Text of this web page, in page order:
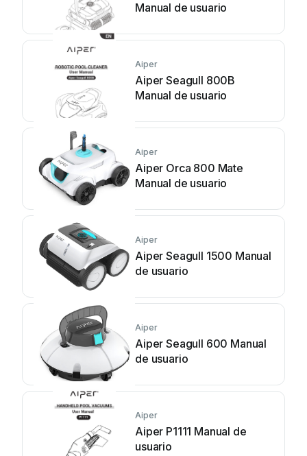
Manual de usuario
Aiper
Aiper Seagull 800B
Manual de usuario
Aiper
Aiper Orca 800 Mate
Manual de usuario
Aiper
Aiper Seagull 1500 Manual
de usuario
Aiper
Aiper Seagull 600 Manual
de usuario
Aiper
Aiper P1111 Manual de
usuario